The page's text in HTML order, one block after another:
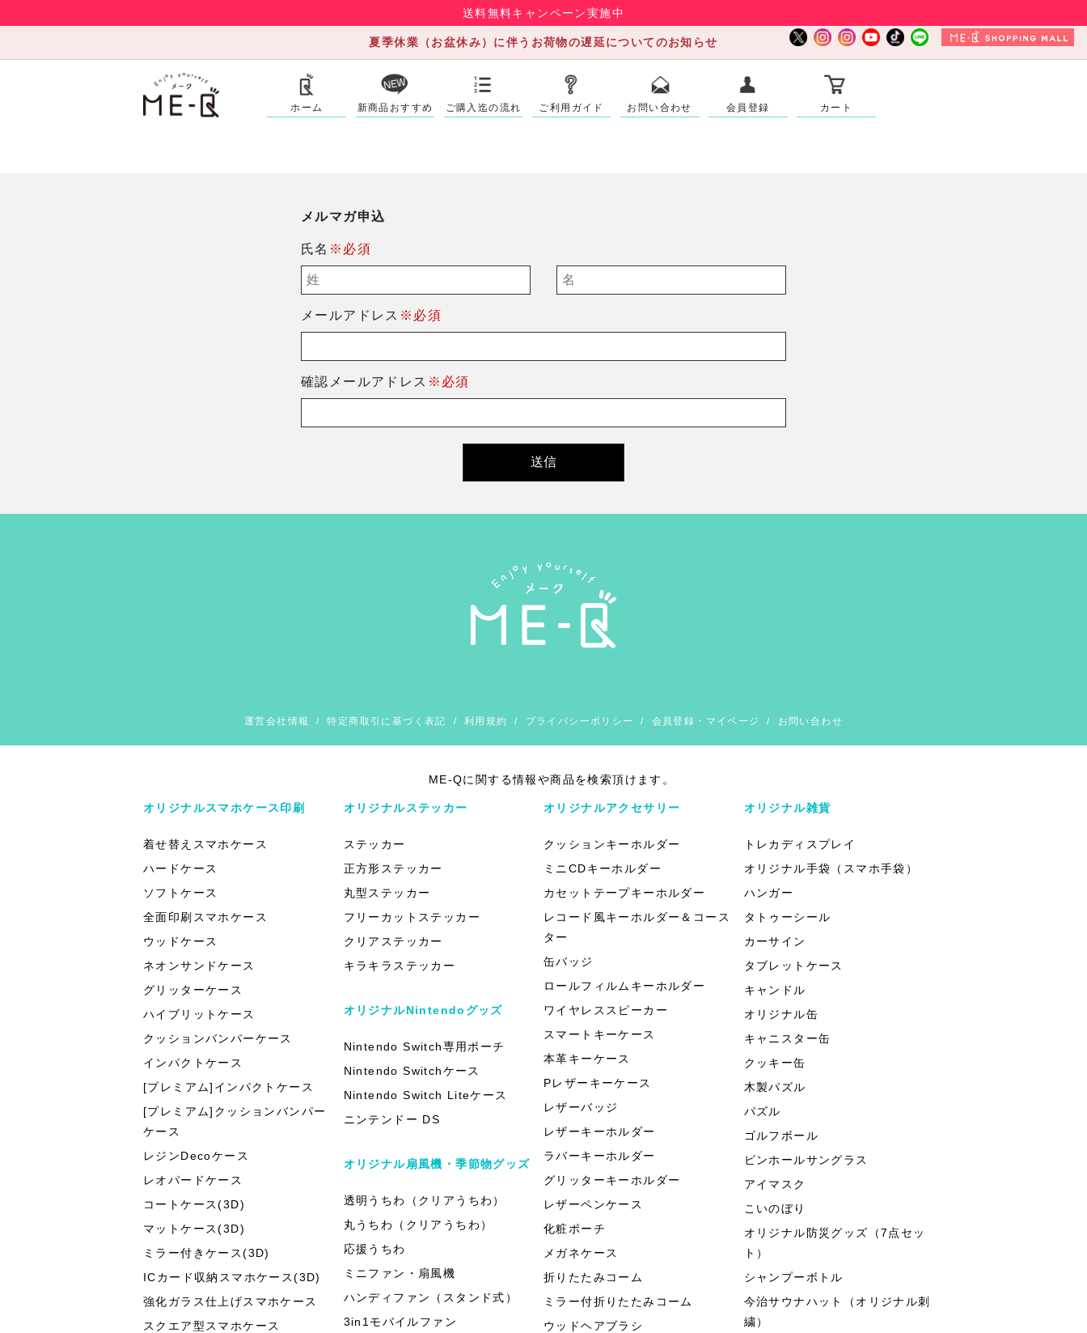
送料無料キャンペーン実施中
夏季休業（お盆休み）に伴うお荷物の遅延についてのお知らせ
ホーム 新商品おすすめ ご購入迄の流れ ご利用ガイド お問い合わせ 会員登録 カート
メルマガ申込
氏名 ※必須
メールアドレス ※必須
確認メールアドレス ※必須
運営会社情報 /特定商取引に基づく表記 / 利用規約 / プライバシーポリシー / 会員登録・マイページ / お問い合わせ
ME-Qに関する情報や商品を検索頂けます。
オリジナルスマホケース印刷
着せ替えスマホケース
ハードケース
ソフトケース
全面印刷スマホケース
ウッドケース
ネオンサンドケース
グリッターケース
ハイブリットケース
クッションバンパーケース
インパクトケース
[プレミアム]インパクトケース
[プレミアム]クッションバンパー
ケース
レジンDecoケース
レオパードケース
コートケース(3D)
マットケース(3D)
ミラー付きケース(3D)
ICカード収納スマホケース(3D)
強化ガラス仕上げスマホケース
スクエア型スマホケース
オリジナルステッカー
ステッカー
正方形ステッカー
丸型ステッカー
フリーカットステッカー
クリアステッカー
キラキラステッカー
オリジナルNintendoグッズ
Nintendo Switch専用ポーチ
Nintendo Switchケース
Nintendo Switch Liteケース
ニンテンドー DS
オリジナル扇風機・季節物グッズ
透明うちわ（クリアうちわ）
丸うちわ（クリアうちわ）
応援うちわ
ミニファン・扇風機
ハンディファン（スタンド式）
3in1モバイルファン
オリジナルアクセサリー
クッションキーホルダー
ミニCDキーホルダー
カセットテープキーホルダー
レコード風キーホルダー＆コース
ター
缶バッジ
ロールフィルムキーホルダー
ワイヤレススピーカー
スマートキーケース
本革キーケース
Pレザーキーケース
レザーバッジ
レザーキーホルダー
ラバーキーホルダー
グリッターキーホルダー
レザーペンケース
化粧ポーチ
メガネケース
折りたたみコーム
ミラー付折りたたみコーム
ウッドヘアブラシ
オリジナル雑貨
トレカディスプレイ
オリジナル手袋（スマホ手袋）
ハンガー
タトゥーシール
カーサイン
タブレットケース
キャンドル
オリジナル缶
キャニスター缶
クッキー缶
木製パズル
パズル
ゴルフボール
ピンホールサングラス
アイマスク
こいのぼり
オリジナル防災グッズ（7点セッ
ト）
シャンプーボトル
今治サウナハット（オリジナル刺
繍）